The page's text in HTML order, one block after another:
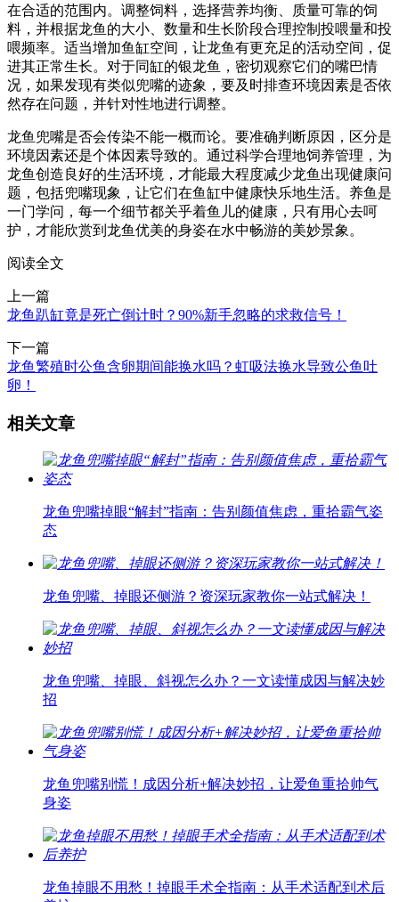
在合适的范围内。调整饲料，选择营养均衡、质量可靠的饲
料，并根据龙鱼的大小、数量和生长阶段合理控制投喂量和投
喂频率。适当增加鱼缸空间，让龙鱼有更充足的活动空间，促
进其正常生长。对于同缸的银龙鱼，密切观察它们的嘴巴情
况，如果发现有类似兜嘴的迹象，要及时排查环境因素是否依
然存在问题，并针对性地进行调整。
龙鱼兜嘴是否会传染不能一概而论。要准确判断原因，区分是
环境因素还是个体因素导致的。通过科学合理地饲养管理，为
龙鱼创造良好的生活环境，才能最大程度减少龙鱼出现健康问
题，包括兜嘴现象，让它们在鱼缸中健康快乐地生活。养鱼是
一门学问，每一个细节都关乎着鱼儿的健康，只有用心去呵
护，才能欣赏到龙鱼优美的身姿在水中畅游的美妙景象。
阅读全文
上一篇
龙鱼趴缸竟是死亡倒计时？90%新手忽略的求救信号！
下一篇
龙鱼繁殖时公鱼含卵期间能换水吗？虹吸法换水导致公鱼吐
卵！
相关文章
龙鱼兜嘴掉眼“解封”指南：告别颜值焦虑，重拾霸气姿
态
龙鱼兜嘴、掉眼还侧游？资深玩家教你一站式解决！
龙鱼兜嘴、掉眼、斜视怎么办？一文读懂成因与解决妙
招
龙鱼兜嘴别慌！成因分析+解决妙招，让爱鱼重拾帅气
身姿
龙鱼掉眼不用愁！掉眼手术全指南：从手术适配到术后